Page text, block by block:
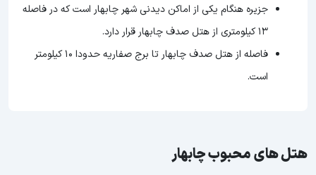
جزیره هنگام یکی از اماکن دیدنی شهر چابهار است که در فاصله
۱۳ کیلومتری از هتل صدف چابهار قرار دارد.
فاصله از هتل صدف چابهار تا برج صفاریه حدودا ۱۰ کیلومتر
است.
هتل های محبوب چابهار